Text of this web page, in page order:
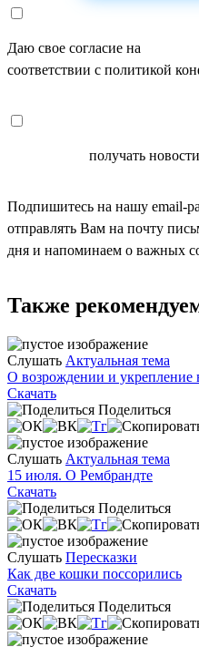
Даю свое согласие на
соответствии с политикой
получать
Подпишитесь на нашу email-
отправлять Вам на почту
дня и напоминаем о важных
Также
Слушать Актуальная тема
О возрождении и укрепление
Скачать
Поделиться
Слушать Актуальная тема
15 июля. О Рембрандте
Скачать
Поделиться
Слушать Пересказки
Как две кошки поссорились
Скачать
Поделиться